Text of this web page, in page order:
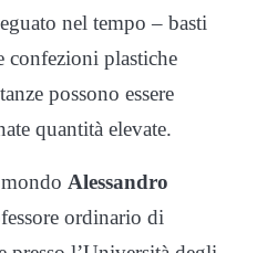
nel tempo – basti
confezioni plastiche
possono essere
quantità elevate.
Alessandro
ordinario di